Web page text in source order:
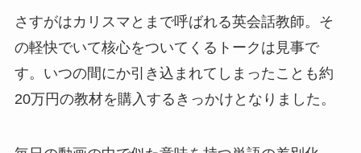
さすがはカリスマとまで呼ばれる英会話教師。そ
の軽快でいて核心をついてくるトークは見事で
す。いつの間にか引き込まれてしまったことも約
20万円の教材を購入するきっかけとなりました。